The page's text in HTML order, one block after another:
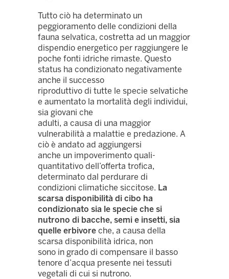
Tutto ciò ha determinato un
peggioramento delle condizioni della
fauna selvatica, costretta ad un maggior
dispendio energetico per raggiungere le
poche fonti idriche rimaste. Questo
status ha condizionato negativamente
anche il successo
riproduttivo di tutte le specie selvatiche
e aumentato la mortalità degli individui,
sia giovani che
adulti, a causa di una maggior
vulnerabilità a malattie e predazione. A
ciò è andato ad aggiungersi
anche un impoverimento quali-
quantitativo dell’offerta trofica,
determinato dal perdurare di
condizioni climatiche siccitose. La
scarsa disponibilità di cibo ha
condizionato sia le specie che si
nutrono di bacche, semi e insetti, sia
quelle erbivore che, a causa della
scarsa disponibilità idrica, non
sono in grado di compensare il basso
tenore d’acqua presente nei tessuti
vegetali di cui si nutrono.